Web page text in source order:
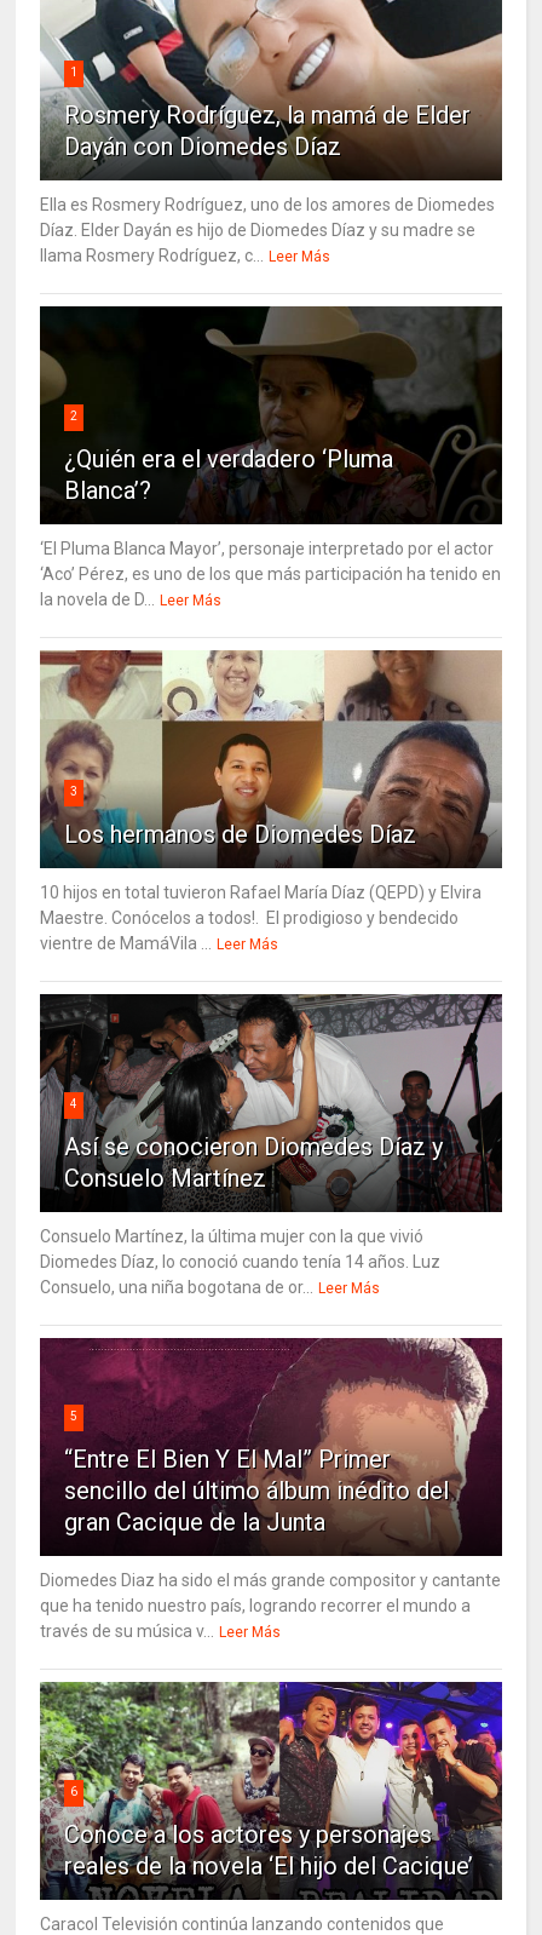
1
Rosmery Rodríguez, la mamá de Elder
Dayán con Diomedes Díaz
Ella es Rosmery Rodríguez, uno de los amores de Diomedes
Díaz. Elder Dayán es hijo de Diomedes Díaz y su madre se
llama Rosmery Rodríguez, c...
Leer Más
2
¿Quién era el verdadero ‘Pluma
Blanca’?
‘El Pluma Blanca Mayor’, personaje interpretado por el actor
‘Aco’ Pérez, es uno de los que más participación ha tenido en
la novela de D...
Leer Más
3
Los hermanos de Diomedes Díaz
10 hijos en total tuvieron Rafael María Díaz (QEPD) y Elvira
Maestre. Conócelos a todos!. El prodigioso y bendecido
vientre de MamáVila ...
Leer Más
4
Así se conocieron Diomedes Díaz y
Consuelo Martínez
Consuelo Martínez, la última mujer con la que vivió
Diomedes Díaz, lo conoció cuando tenía 14 años. Luz
Consuelo, una niña bogotana de or...
Leer Más
5
“Entre El Bien Y El Mal” Primer
sencillo del último álbum inédito del
gran Cacique de la Junta
Diomedes Diaz ha sido el más grande compositor y cantante
que ha tenido nuestro país, logrando recorrer el mundo a
través de su música v...
Leer Más
6
Conoce a los actores y personajes
reales de la novela ‘El hijo del Cacique’
Caracol Televisión continúa lanzando contenidos que